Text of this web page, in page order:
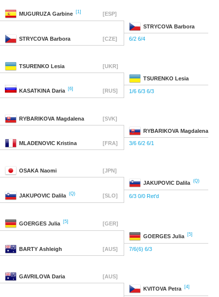
MUGURUZA Garbine [1] [ESP]
STRYCOVA Barbora
STRYCOVA Barbora [CZE] 6/2 6/4
TSURENKO Lesia [UKR]
TSURENKO Lesia
KASATKINA Daria [6] [RUS] 1/6 6/3 6/3
RYBARIKOVA Magdalena [SVK]
RYBARIKOVA Magdalena
MLADENOVIC Kristina [FRA] 3/6 6/2 6/1
OSAKA Naomi [JPN]
JAKUPOVIC Dalila (Q)
JAKUPOVIC Dalila (Q) [SLO] 6/3 0/0 Ret'd
GOERGES Julia [5] [GER]
GOERGES Julia [5]
BARTY Ashleigh [AUS] 7/6(6) 6/3
GAVRILOVA Daria [AUS]
KVITOVA Petra [4]